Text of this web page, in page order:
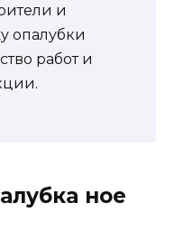
и
опалубки
работ и
ное